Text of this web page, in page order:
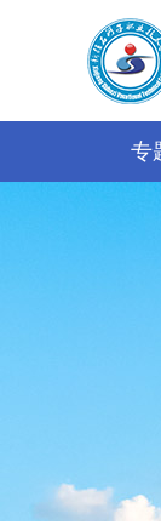
专